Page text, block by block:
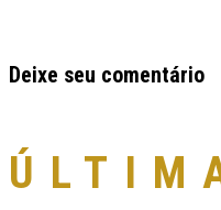
Deixe seu comentário